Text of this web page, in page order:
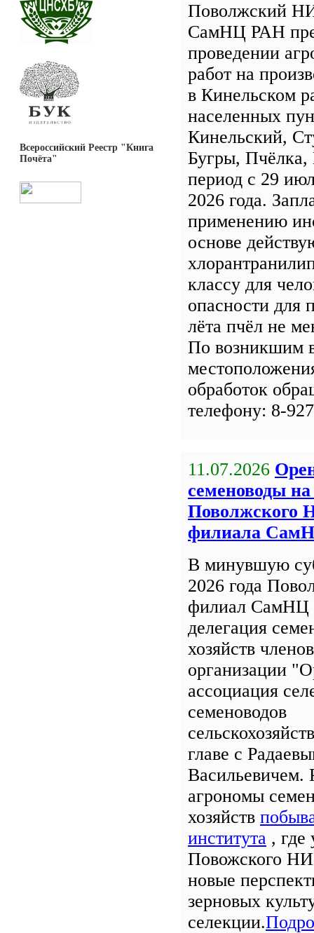
Всероссийский Реестр "Книга
Почёта"
Поволжский
СамНЦ РАН
проведении
работ на
в Кинельском
населенных
Кинельский,
Бугры,
период с 29
2026 года.
применению
основе
классу для
опасности для
лёта пчёл не
По возникшим
обработок
телефону: 8-
11.07.2026
семеноводы
филиала
В минувшую
2026 года
филиал СамНЦ
делегация
хозяйств
организации
ассоциация
семеноводов
главе с
Васильевичем.
агрономы
хозяйств
института , где
Повожского
новые
зерновых
селекции.